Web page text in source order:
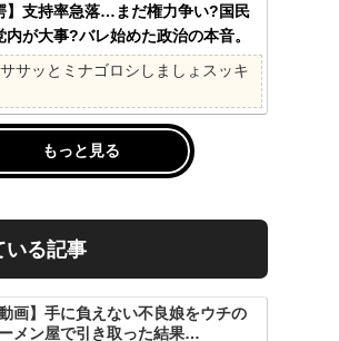
】支持率急落…まだ権力争い?国民
内が大事?バレ始めた政治の本音。
衝撃、その理由。選挙しか見てない
不在の政治が限界!
サッとミナゴロシしましょスッキ
もっと見る
いる記事
動画】手に負えない不良娘をウチの
メン屋で引き取った結果…